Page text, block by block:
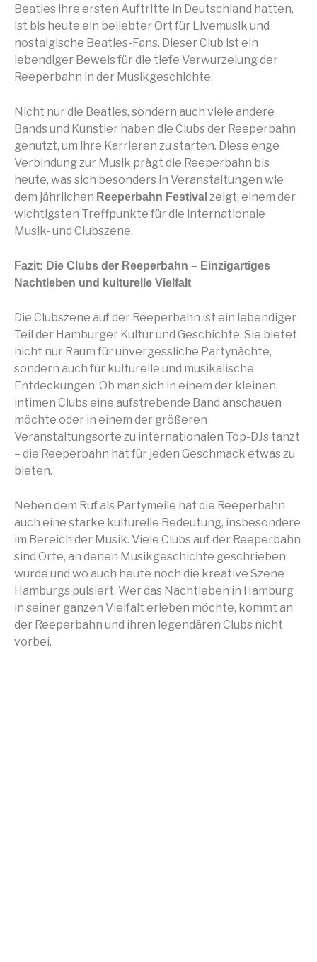
Beatles ihre ersten Auftritte in Deutschland hatten,
ist bis heute ein beliebter Ort für Livemusik und
nostalgische Beatles-Fans. Dieser Club ist ein
lebendiger Beweis für die tiefe Verwurzelung der
Reeperbahn in der Musikgeschichte.
Nicht nur die Beatles, sondern auch viele andere
Bands und Künstler haben die Clubs der Reeperbahn
genutzt, um ihre Karrieren zu starten. Diese enge
Verbindung zur Musik prägt die Reeperbahn bis
heute, was sich besonders in Veranstaltungen wie
dem jährlichen Reeperbahn Festival zeigt, einem der
wichtigsten Treffpunkte für die internationale
Musik- und Clubszene.
Fazit: Die Clubs der Reeperbahn – Einzigartiges
Nachtleben und kulturelle Vielfalt
Die Clubszene auf der Reeperbahn ist ein lebendiger
Teil der Hamburger Kultur und Geschichte. Sie bietet
nicht nur Raum für unvergessliche Partynächte,
sondern auch für kulturelle und musikalische
Entdeckungen. Ob man sich in einem der kleinen,
intimen Clubs eine aufstrebende Band anschauen
möchte oder in einem der größeren
Veranstaltungsorte zu internationalen Top-DJs tanzt
– die Reeperbahn hat für jeden Geschmack etwas zu
bieten.
Neben dem Ruf als Partymeile hat die Reeperbahn
auch eine starke kulturelle Bedeutung, insbesondere
im Bereich der Musik. Viele Clubs auf der Reeperbahn
sind Orte, an denen Musikgeschichte geschrieben
wurde und wo auch heute noch die kreative Szene
Hamburgs pulsiert. Wer das Nachtleben in Hamburg
in seiner ganzen Vielfalt erleben möchte, kommt an
der Reeperbahn und ihren legendären Clubs nicht
vorbei.